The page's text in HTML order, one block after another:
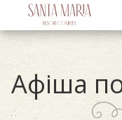
Афіша